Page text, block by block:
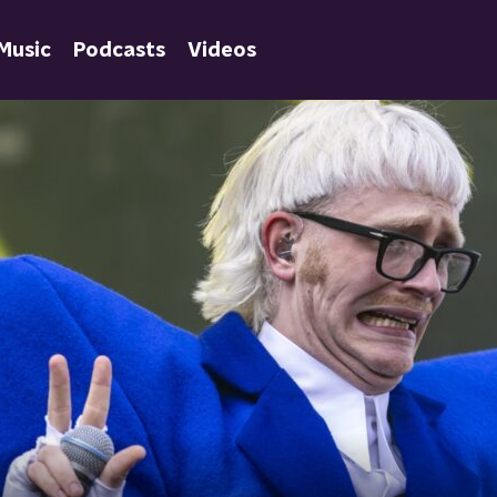
Podcasts Videos